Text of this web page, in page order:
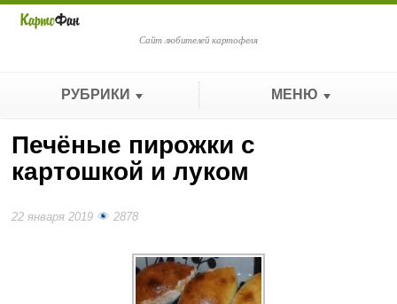
Сайт любителей картофеля
РУБРИКИ МЕНЮ
Печёные пирожки с
картошкой и луком
22 января 2019 2878